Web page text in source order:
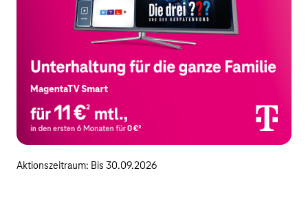
Aktionszeitraum: Bis 30.09.2026